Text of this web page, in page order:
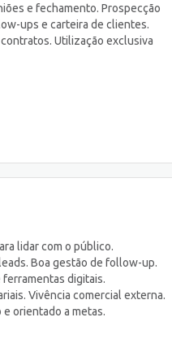
e fechamento. Prospecção
ups e carteira de clientes.
Utilização exclusiva
lidar com o público.
Boa gestão de follow-up.
digitais.
Vivência comercial externa.
orientado a metas.